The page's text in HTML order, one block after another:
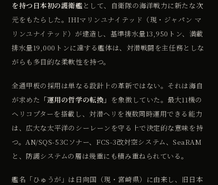
を持つ日本初の護衛艦 として、自衛隊の海洋戦力に新たな次
元をもたらした。IHIマリンユナイテッド（現・ジャパン マ
リンユナイテッド）が建造し、基準排水量13,950トン、満載
排水量19,000トンに達する艦体は、対潜戦闘を主任務としな
がらも多目的な柔軟性を持つ。
全通甲板の採用は単なる設計上の革新ではない。それは海自
が求めた 「運用の哲学の転換」 を象徴していた。最大11機の
ヘリコプターを搭載し、対潜ヘリを複数同時運用できる能力
は、広大な太平洋のシーレーンを守る上で決定的な意味を持
つ。AN/SQS-53Cソナー、FCS-3改対空システム、SeaRAM
と、防護システムの層は幾重にも積み重ねられている。
艦名「ひゅうが」は日向国（現・宮崎県）に由来し、旧日本